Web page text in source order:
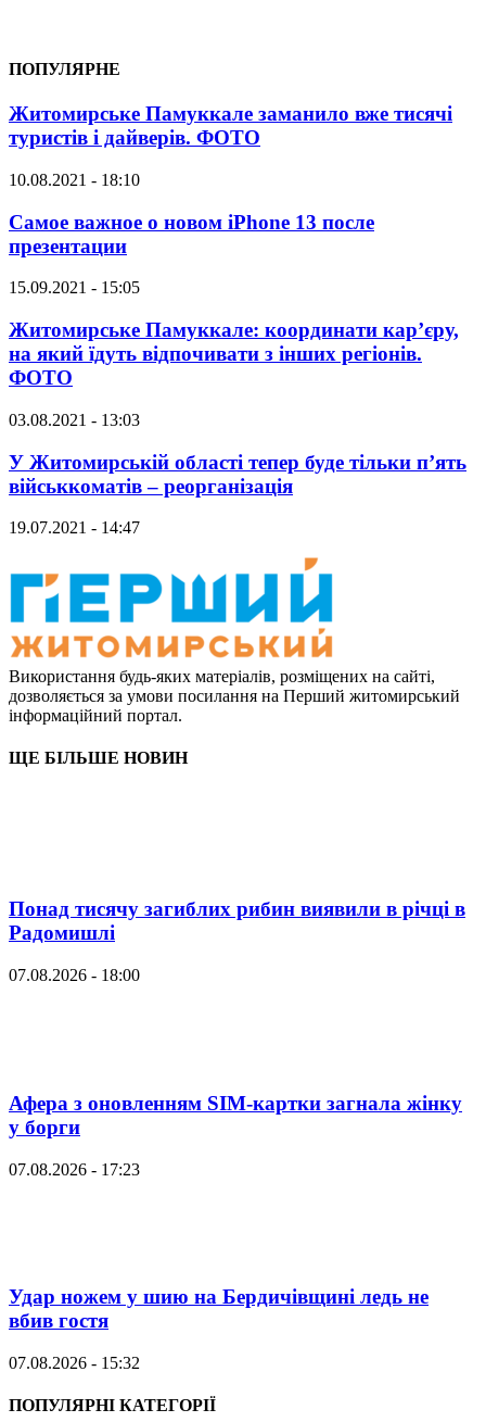
ПОПУЛЯРНЕ
Житомирське Памуккале заманило вже тисячі
туристів і дайверів. ФОТО
10.08.2021 - 18:10
Самое важное о новом iPhone 13 после
презентации
15.09.2021 - 15:05
Житомирське Памуккале: координати кар’єру,
на який їдуть відпочивати з інших регіонів.
ФОТО
03.08.2021 - 13:03
У Житомирській області тепер буде тільки п’ять
військкоматів – реорганізація
19.07.2021 - 14:47
Використання будь-яких матеріалів, розміщених на сайті,
дозволяється за умови посилання на Перший житомирський
інформаційний портал.
ЩЕ БІЛЬШЕ НОВИН
Понад тисячу загиблих рибин виявили в річці в
Радомишлі
07.08.2026 - 18:00
Афера з оновленням SIM-картки загнала жінку
у борги
07.08.2026 - 17:23
Удар ножем у шию на Бердичівщині ледь не
вбив гостя
07.08.2026 - 15:32
ПОПУЛЯРНІ КАТЕГОРІЇ